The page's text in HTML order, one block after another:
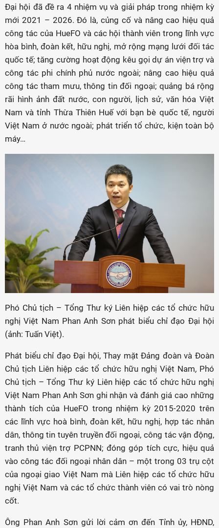
Đại hội đã đề ra 4 nhiệm vụ và giải pháp trong nhiệm kỳ
mới 2021 – 2026. Đó là, củng cố và nâng cao hiệu quả
công tác của HueFO và các hội thành viên trong lĩnh vực
hòa bình, đoàn kết, hữu nghị, mở rộng mạng lưới đối tác
quốc tế; tăng cường hoạt động kêu gọi dự án viện trợ và
công tác phi chính phủ nước ngoài; nâng cao hiệu quả
công tác tham mưu, thông tin đối ngoại; quảng bá rộng
rãi hình ảnh đất nước, con người, lịch sử, văn hóa Việt
Nam và tỉnh Thừa Thiên Huế với bạn bè quốc tế, người
Việt Nam ở nước ngoài; phát triển tổ chức, kiện toàn bộ
máy…
Phó Chủ tịch – Tổng Thư ký Liên hiệp các tổ chức hữu
nghị Việt Nam Phan Anh Sơn phát biểu chỉ đạo Đại hội
(ảnh: Tuấn Việt).
Phát biểu chỉ đạo Đại hội, Thay mặt Đảng đoàn và Đoàn
Chủ tịch Liên hiệp các tổ chức hữu nghị Việt Nam, Phó
Chủ tịch – Tổng Thư ký Liên hiệp các tổ chức hữu nghị
Việt Nam Phan Anh Sơn ghi nhận và đánh giá cao những
thành tích của HueFO trong nhiệm kỳ 2015-2020 trên
các lĩnh vực hoà bình, đoàn kết, hữu nghị, hợp tác nhân
dân, thông tin tuyên truyền đối ngoại, công tác vận động,
tranh thủ viện trợ PCPNN; đóng góp tích cực, hiệu quả
vào công tác đối ngoại nhân dân – một trong 03 trụ cột
của ngoại giao Việt Nam mà Liên hiệp các tổ chức hữu
nghị Việt Nam và các tổ chức thành viên có vai trò nòng
cốt.
Ông Phan Anh Sơn gửi lời cảm ơn đến Tỉnh ủy, HĐND,